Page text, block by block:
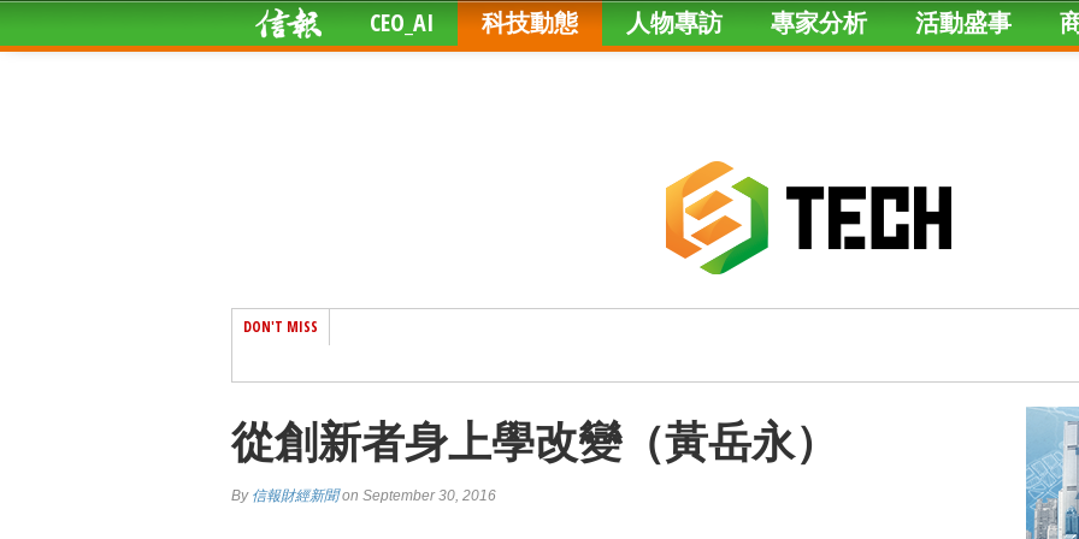
CEO_AI 科技動態 人物專訪 專家分析 活動盛事
DON'T MISS
從創新者身上學改變（黃岳永）
By 信報財經新聞on September 30, 2016